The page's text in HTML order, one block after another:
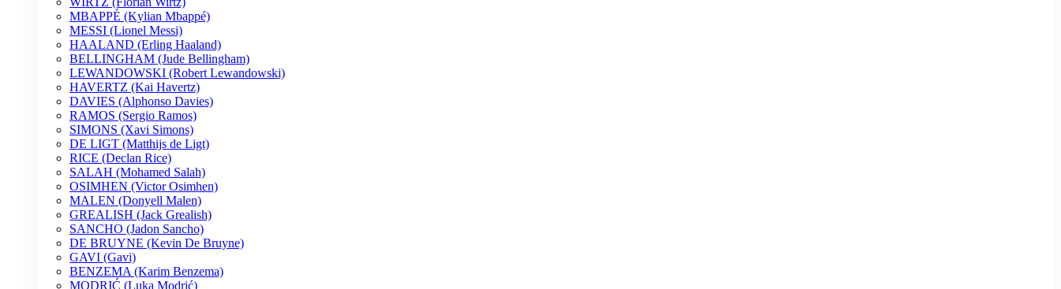
MBAPPÉ (Kylian Mbappé)
MESSI (Lionel Messi)
HAALAND (Erling Haaland)
BELLINGHAM (Jude Bellingham)
LEWANDOWSKI (Robert Lewandowski)
HAVERTZ (Kai Havertz)
DAVIES (Alphonso Davies)
RAMOS (Sergio Ramos)
SIMONS (Xavi Simons)
DE LIGT (Matthijs de Ligt)
RICE (Declan Rice)
SALAH (Mohamed Salah)
OSIMHEN (Victor Osimhen)
MALEN (Donyell Malen)
GREALISH (Jack Grealish)
SANCHO (Jadon Sancho)
DE BRUYNE (Kevin De Bruyne)
GAVI (Gavi)
BENZEMA (Karim Benzema)
MODRIĆ (Luka Modrić)